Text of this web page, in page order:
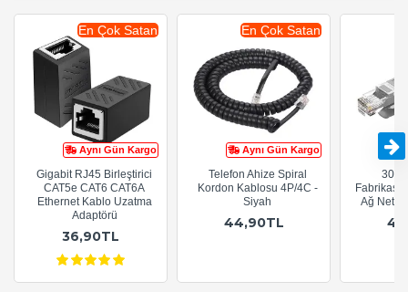
Aynı Gün Kargo
En Çok Satan
Gigabit RJ45 Birleştirici
CAT5e CAT6 CAT6A
Ethernet Kablo Uzatma
Adaptörü
36,90TL
Aynı Gün Kargo
En Çok Satan
Telefon Ahize Spiral
Kordon Kablosu 4P/4C -
Siyah
44,90TL
Ağ